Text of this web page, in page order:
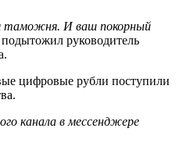
таможня. И ваш покорный
руководитель
цифровые рубли поступили
канала в мессенджере